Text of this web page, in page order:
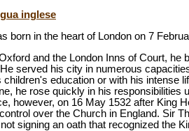
inglese
born in the heart of London on 7
and the London Inns of Court,
served his city in numerous
education or with his intense
he rose quickly in his responsibilities
however, on 16 May 1532 after King
over the Church in England. Sir
signing an oath that recognized the